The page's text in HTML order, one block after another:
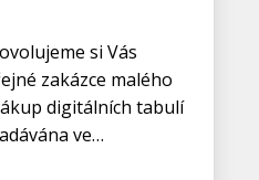
si Vás
zakázce malého
digitálních tabulí
ve…